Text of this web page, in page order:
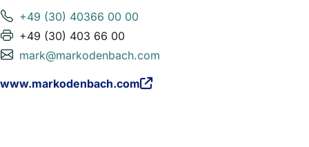
+49 (30) 40366 00 00
+49 (30) 403 66 00
mark@markodenbach.com
www.markodenbach.com